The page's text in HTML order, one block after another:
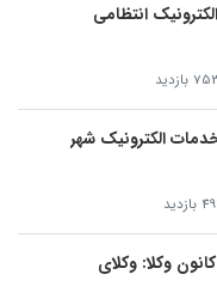
انتظامی
الکترونیک شهر
وکلا: وکلای